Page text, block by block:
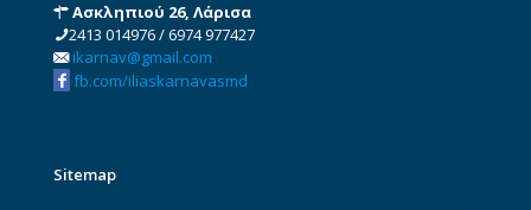
Ασκληπιού 26, Λάρισα
2413 014976/6974 977427
ikarnav@gmail.com
fb.com/iliaskarnavasmd
Sitemap